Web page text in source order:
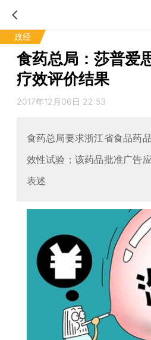
政经
食药总局：莎普爱
疗效评价结果
2017年12月06日 22:53
食药总局要求浙江省食品药
效性试验；该药品批准广告
表述